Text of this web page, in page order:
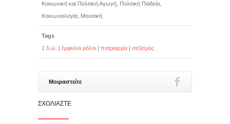
Κοινωνική και Πολιτική Αγωγή, Πολιτική Παιδεία,
Κοινωνιολογία, Μουσική
Tags
1 δ.ώ.
| έμφυλοι ρόλοι | πατριαρχία | σεξισμός
Μοιραστείτε
ΣΧΟΛΙΆΣΤΕ